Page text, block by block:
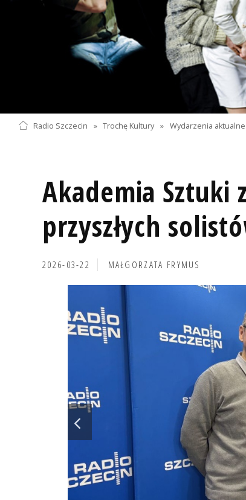
Radio Szczecin » Trochę Kultury » Wydarzenia aktualne
Akademia Sztuki
przyszłych
2026-03-22 MAŁGORZATA FRYMUS